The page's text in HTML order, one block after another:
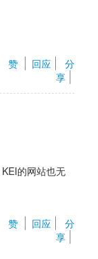
赞
回应
分
享
的网站也无
赞
回应
分
享